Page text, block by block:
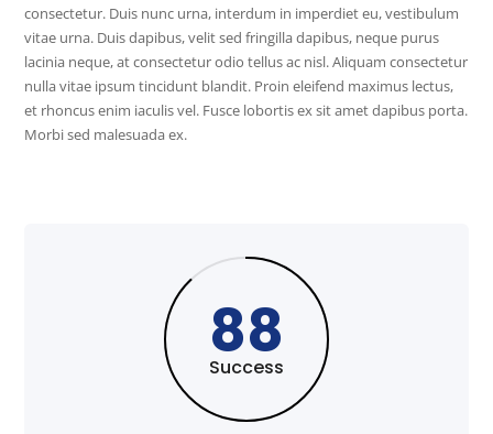
consectetur. Duis nunc urna, interdum in imperdiet eu, vestibulum
vitae urna. Duis dapibus, velit sed fringilla dapibus, neque purus
lacinia neque, at consectetur odio tellus ac nisl. Aliquam consectetur
nulla vitae ipsum tincidunt blandit. Proin eleifend maximus lectus,
et rhoncus enim iaculis vel. Fusce lobortis ex sit amet dapibus porta.
Morbi sed malesuada ex.
88
Success